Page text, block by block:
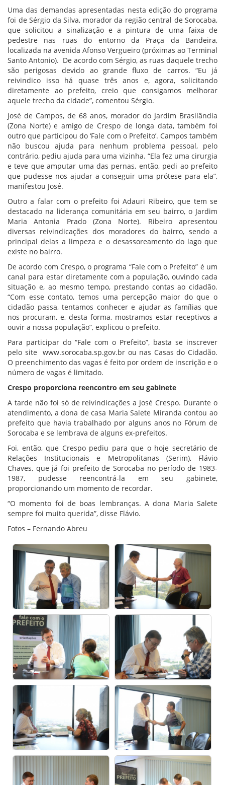
Uma das demandas apresentadas nesta edição do programa
foi de Sérgio da Silva, morador da região central de Sorocaba,
que solicitou a sinalização e a pintura de uma faixa de
pedestre nas ruas do entorno da Praça da Bandeira,
localizada na avenida Afonso Vergueiro (próximas ao Terminal
Santo Antonio). De acordo com Sérgio, as ruas daquele trecho
são perigosas devido ao grande fluxo de carros. “Eu já
reivindico isso há quase três anos e, agora, solicitando
diretamente ao prefeito, creio que consigamos melhorar
aquele trecho da cidade”, comentou Sérgio.
José de Campos, de 68 anos, morador do Jardim Brasilândia
(Zona Norte) e amigo de Crespo de longa data, também foi
outro que participou do ‘Fale com o Prefeito’. Campos também
não buscou ajuda para nenhum problema pessoal, pelo
contrário, pediu ajuda para uma vizinha. “Ela fez uma cirurgia
e teve que amputar uma das pernas, então, pedi ao prefeito
que pudesse nos ajudar a conseguir uma prótese para ela”,
manifestou José.
Outro a falar com o prefeito foi Adauri Ribeiro, que tem se
destacado na liderança comunitária em seu bairro, o Jardim
Maria Antonia Prado (Zona Norte). Ribeiro apresentou
diversas reivindicações dos moradores do bairro, sendo a
principal delas a limpeza e o desassoreamento do lago que
existe no bairro.
De acordo com Crespo, o programa “Fale com o Prefeito” é um
canal para estar diretamente com a população, ouvindo cada
situação e, ao mesmo tempo, prestando contas ao cidadão.
“Com esse contato, temos uma percepção maior do que o
cidadão passa, tentamos conhecer e ajudar as famílias que
nos procuram, e, desta forma, mostramos estar receptivos a
ouvir a nossa população”, explicou o prefeito.
Para participar do “Fale com o Prefeito”, basta se inscrever
pelo site www.sorocaba.sp.gov.br ou nas Casas do Cidadão.
O preenchimento das vagas é feito por ordem de inscrição e o
número de vagas é limitado.
Crespo proporciona reencontro em seu gabinete
A tarde não foi só de reivindicações a José Crespo. Durante o
atendimento, a dona de casa Maria Salete Miranda contou ao
prefeito que havia trabalhado por alguns anos no Fórum de
Sorocaba e se lembrava de alguns ex-prefeitos.
Foi, então, que Crespo pediu para que o hoje secretário de
Relações Institucionais e Metropolitanas (Serim), Flávio
Chaves, que já foi prefeito de Sorocaba no período de 1983-
1987, pudesse reencontrá-la em seu gabinete,
proporcionando um momento de recordar.
“O momento foi de boas lembranças. A dona Maria Salete
sempre foi muito querida”, disse Flávio.
Fotos – Fernando Abreu